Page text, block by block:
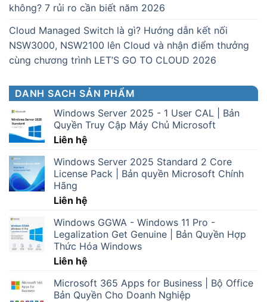
không? 7 rủi ro cần biết năm 2026
Cloud Managed Switch là gì? Hướng dẫn kết nối
NSW3000, NSW2100 lên Cloud và nhận điểm thưởng
cùng chương trình LET’S GO TO CLOUD 2026
DANH SACH SẢN PHẨM
Windows Server 2025 - 1 User CAL | Bản
Quyền Truy Cập Máy Chủ Microsoft
Liên hệ
Windows Server 2025 Standard 2 Core
License Pack | Bản quyền Microsoft Chính
Hãng
Liên hệ
Windows GGWA - Windows 11 Pro -
Legalization Get Genuine | Bản Quyền Hợp
Thức Hóa Windows
Liên hệ
Microsoft 365 Apps for Business | Bộ Office
Bản Quyền Cho Doanh Nghiệp